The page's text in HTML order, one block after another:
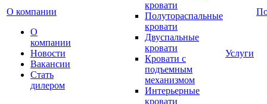
О компании
О
компании
Новости
Вакансии
Стать
дилером
кровати
Полутораспальные
кровати
Двуспальные
кровати
Кровати с
подъемным
механизмом
Интерьерные
кровати
Услуги